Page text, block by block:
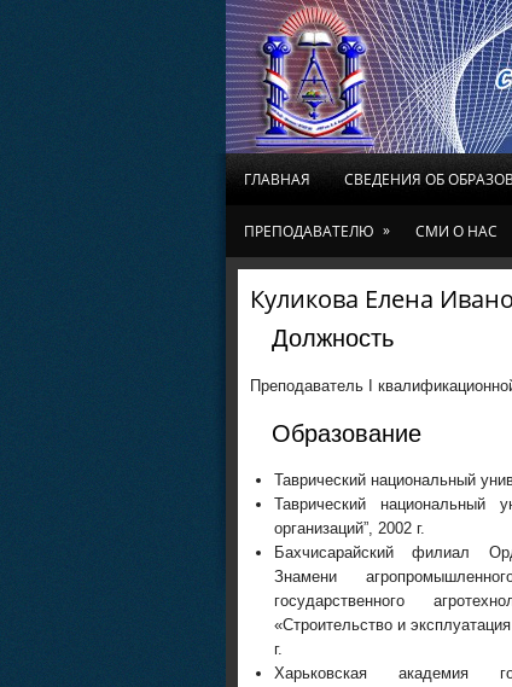
ГЛАВНАЯ СВЕДЕНИЯ ОБ
ПРЕПОДАВАТЕЛЮ » СМИ О НАС
Куликова Елена
Должность
Преподаватель I
Образование
Таврический национальный
Таврический национальный
организаций”, 2002 г.
Бахчисарайский филиал
Знамени
государственного
«Строительство и
г.
Харьковская академия